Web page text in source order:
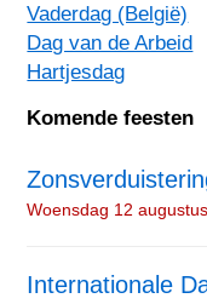
Vaderdag (België)
Dag van de Arbeid
Hartjesdag
Komende feesten
Woensdag 12 augustus
Internationale